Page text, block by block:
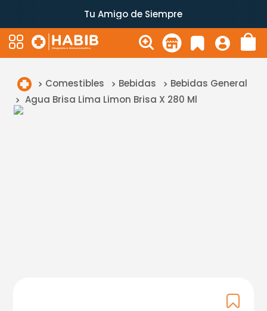
Tu Amigo de Siempre
Comestibles Bebidas
Bebidas General
Agua Brisa Lima Limon Brisa X 280 Ml